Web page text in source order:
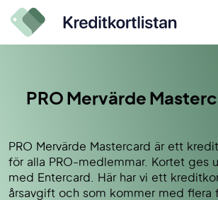
PRO Mervärde
PRO Mervärde Mastercard är ett
för alla PRO-medlemmar. Kortet ges
med Entercard. Här har vi ett
årsavgift och som kommer med flera